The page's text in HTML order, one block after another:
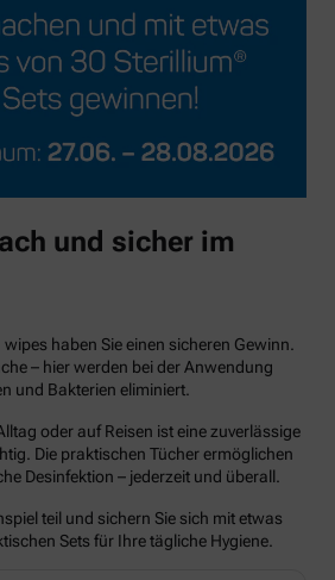
und sicher im
wipes haben Sie einen sicheren Gewinn.
– hier werden bei der Anwendung
und Bakterien eliminiert.
oder auf Reisen ist eine zuverlässige
Die praktischen Tücher ermöglichen
Desinfektion – jederzeit und überall.
teil und sichern Sie sich mit etwas
Sets für Ihre tägliche Hygiene.